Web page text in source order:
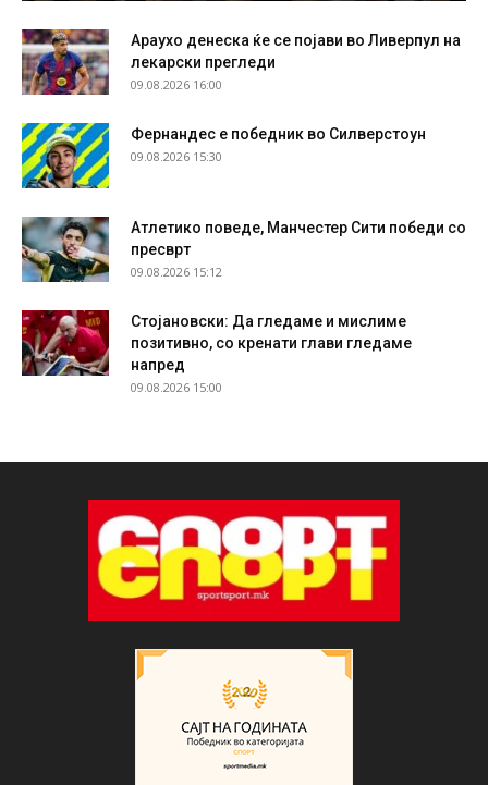
Араухо денеска ќе се појави во Ливерпул на
лекарски прегледи
09.08.2026 16:00
Фернандес е победник во Силверстоун
09.08.2026 15:30
Атлетико поведе, Манчестер Сити победи со
пресврт
09.08.2026 15:12
Стојановски: Да гледаме и мислиме
позитивно, со кренати глави гледаме
напред
09.08.2026 15:00